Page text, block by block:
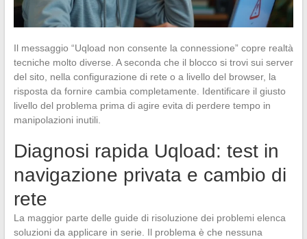
Il messaggio “Uqload non consente la connessione” copre realtà
tecniche molto diverse. A seconda che il blocco si trovi sui server
del sito, nella configurazione di rete o a livello del browser, la
risposta da fornire cambia completamente. Identificare il giusto
livello del problema prima di agire evita di perdere tempo in
manipolazioni inutili.
Diagnosi rapida Uqload: test in
navigazione privata e cambio di
rete
La maggior parte delle guide di risoluzione dei problemi elenca
soluzioni da applicare in serie. Il problema è che nessuna